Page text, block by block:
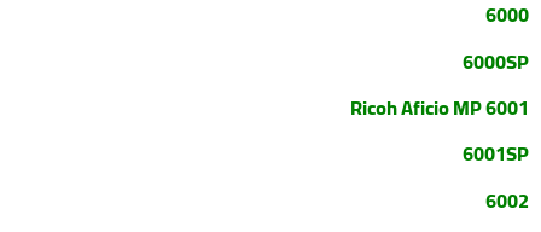
6000
6000SP
Ricoh Aficio MP 6001
6001SP
6002